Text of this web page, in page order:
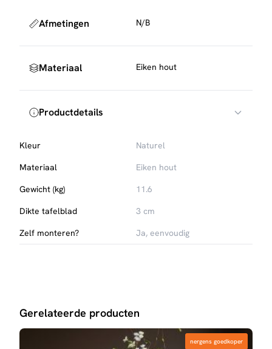
uitstraling is Ines een échte aanwinst in jouw interieur.
– Salontafel Ines is elegant met een speels accent
– Elke salontafel Ines is anders door de nerven in het
Afmetingen N/B
Materiaal Eiken hout
Productdetails
Kleur
Naturel
Materiaal
Eiken hout
Gewicht (kg)
11.6
Dikte tafelblad
3 cm
Zelf monteren?
Ja, eenvoudig
Gerelateerde producten
nergens goedkoper
nergens goedkoper